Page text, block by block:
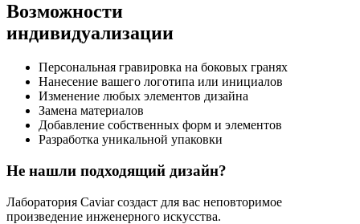
Возможности
индивидуализации
Персональная гравировка на боковых гранях
Нанесение вашего логотипа или инициалов
Изменение любых элементов дизайна
Замена материалов
Добавление собственных форм и элементов
Разработка уникальной упаковки
Не нашли подходящий дизайн?
Лаборатория Caviar создаст для вас неповторимое
произведение инженерного искусства.